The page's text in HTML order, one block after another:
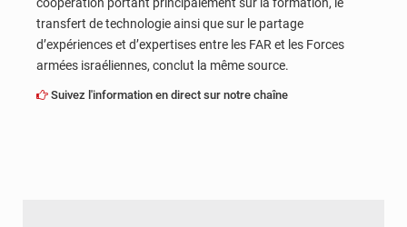
coopération portant principalement sur la formation, le
transfert de technologie ainsi que sur le partage
d’expériences et d’expertises entre les FAR et les Forces
armées israéliennes, conclut la même source.
Suivez l'information en direct sur notre chaîne